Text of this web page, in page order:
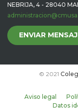
NEBRIJA, 4 - 28040
ENVIAR
© 2021
Aviso legal
Datos